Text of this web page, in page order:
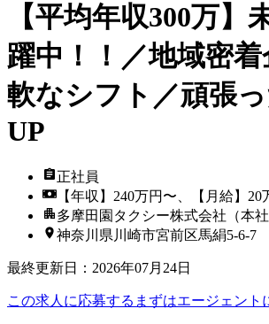
【平均年収300万】
躍中！！／地域密
軟なシフト／頑張
UP
正社員
【年収】240万円〜、【月給】20
多摩田園タクシー株式会社（本社
神奈川県川崎市宮前区馬絹5-6-7
最終更新日 ： 2026年07月24日
この求人に応募する まずはエージェント